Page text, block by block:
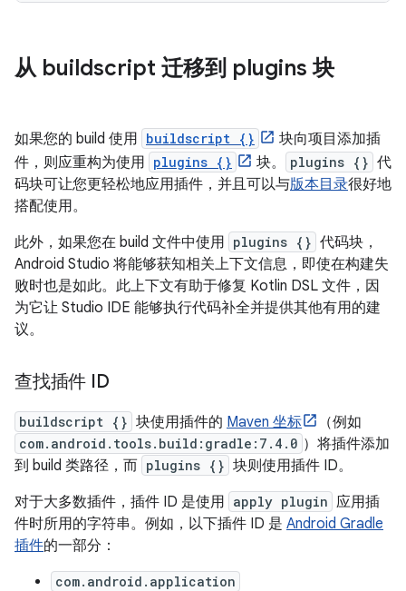
从 buildscript 迁移到 plugins 块
如果您的 build 使用 buildscript {}
块向项目添加插
件，则应重构为使用 plugins {} 块。 plugins {} 代
码块可让您更轻松地应用插件，并且可以与版本目录很好地
搭配使用。
此外，如果您在 build 文件中使用 plugins {} 代码块，
Android Studio 将能够获知相关上下文信息，即使在构建失
败时也是如此。此上下文有助于修复 Kotlin DSL 文件，因
为它让 Studio IDE 能够执行代码补全并提供其他有用的建
议。
查找插件 ID
buildscript {} 块使用插件的 Maven 坐标 （例如
com.android.tools.build:gradle:7.4.0 ）将插件添加
到 build 类路径，而 plugins {} 块则使用插件 ID。
对于大多数插件，插件 ID 是使用 apply plugin 应用插
件时所用的字符串。例如，以下插件 ID 是 Android Gradle
插件的一部分：
com.android.application